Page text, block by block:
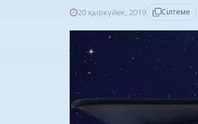
20 қыркүйек, 2019 Сілтеме